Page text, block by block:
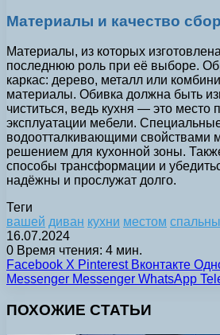
Материалы и качество
Материалы, из которых
последнюю роль при её выборе.
каркас: дерево, металл или
материалы. Обивка должна быть
чиститься, ведь кухня — это
эксплуатации мебели.
водоотталкивающими свойствами
решением для кухонной зоны.
способы трансформации и
надёжны и прослужат долго.
Теги
вашей диван кухни местом
16.07.2024
0 Время чтения: 4 мин.
Facebook X Pinterest Вконтакте
Messenger Messenger WhatsApp
ПОХОЖИЕ СТАТЬИ